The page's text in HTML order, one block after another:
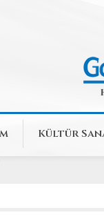
Kültür